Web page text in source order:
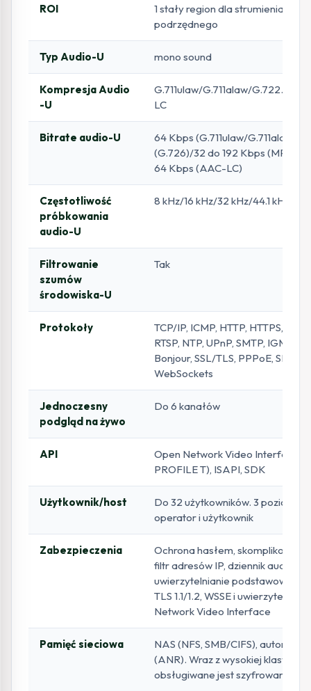
ROI
1 stały region dla strumienia
podrzędnego
Typ Audio-U mono sound
Kompresja Audio
-U
G.711ulaw/G.711alaw/G.722.1/
LC
Bitrate audio-U
64 Kbps (G.711ulaw/G.711alaw)/
(G.726)/32 do 192 Kbps
64 Kbps (AAC-LC)
Częstotliwość
próbkowania
audio-U
8 kHz/16 kHz/32 kHz/44.1 kHz/48
Filtrowanie
szumów
środowiska-U
Tak
Protokoły
TCP/IP, ICMP, HTTP, HTTPS,
RTSP, NTP, UPnP, SMTP, IGMP,
Bonjour, SSL/TLS, PPPoE,
WebSockets
Jednoczesny
podgląd na żywo
Do 6 kanałów
API
Open Network Video Interface
PROFILE T), ISAPI, SDK
Użytkownik/host
Do 32 użytkowników. 3 poziomy
operator i użytkownik
Zabezpieczenia
Ochrona hasłem,
filtr adresów IP, dziennik audytu
uwierzytelnianie podstawowe i
TLS 1.1/1.2, WSSE i
Network Video Interface
Pamięć sieciowa
NAS (NFS, SMB/CIFS),
(ANR). Wraz z wysokiej klasy
obsługiwane jest szyfrowanie